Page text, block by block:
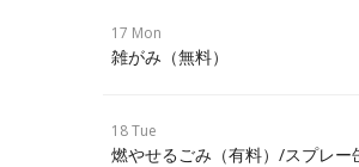
17 Mon
雑がみ（無料）
18 Tue
燃やせるごみ（有料）/スプレー